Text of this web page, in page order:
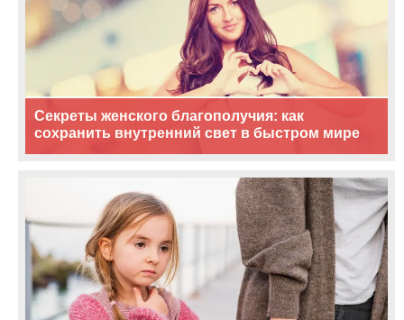
Секреты женского благополучия: как
сохранить внутренний свет в быстром мире